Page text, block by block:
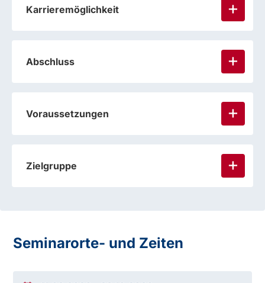
Karrieremöglichkeit
Abschluss
Voraussetzungen
Zielgruppe
Seminarorte- und Zeiten